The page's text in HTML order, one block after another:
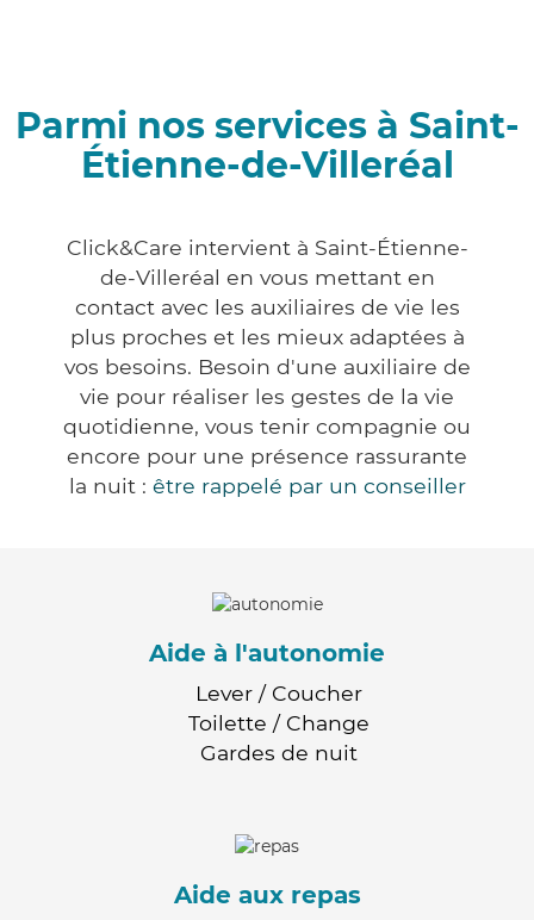
Parmi nos services à Saint-
Étienne-de-Villeréal
Click&Care intervient à Saint-Étienne-
de-Villeréal en vous mettant en
contact avec les auxiliaires de vie les
plus proches et les mieux adaptées à
vos besoins. Besoin d'une auxiliaire de
vie pour réaliser les gestes de la vie
quotidienne, vous tenir compagnie ou
encore pour une présence rassurante
la nuit : être rappelé par un conseiller
Aide à l'autonomie
Lever / Coucher
Toilette / Change
Gardes de nuit
Aide aux repas